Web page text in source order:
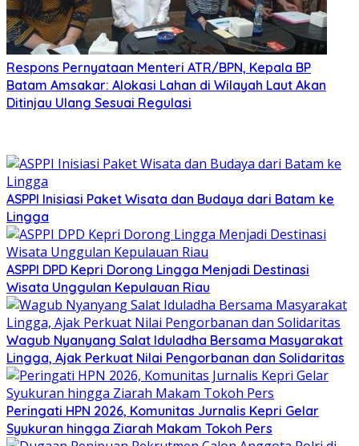
Respons Pernyataan Menteri ATR/BPN, Kepala BP
Batam Amsakar: Alokasi Lahan di Wilayah Laut Akan
Ditinjau Ulang Sesuai Regulasi
ASPPI Inisiasi Paket Wisata dan Budaya dari Batam ke
Lingga
ASPPI DPD Kepri Dorong Lingga Menjadi Destinasi
Wisata Unggulan Kepulauan Riau
Wagub Nyanyang Salat Iduladha Bersama Masyarakat
Lingga, Ajak Perkuat Nilai Pengorbanan dan Solidaritas
Peringati HPN 2026, Komunitas Jurnalis Kepri Gelar
Syukuran hingga Ziarah Makam Tokoh Pers